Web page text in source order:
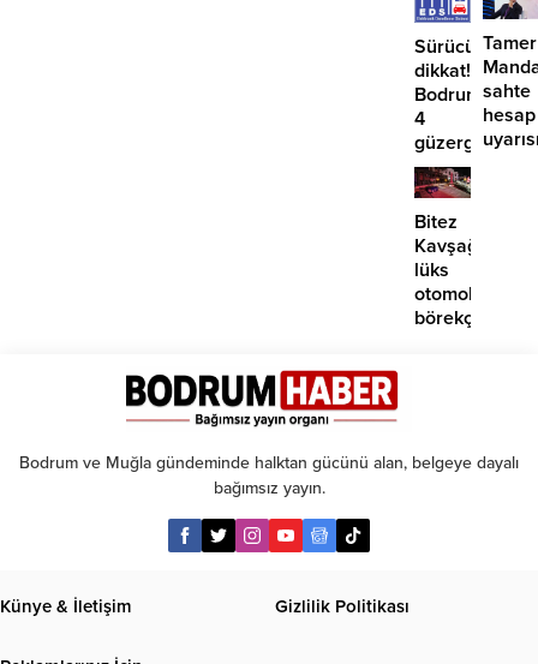
Sürücüler
dikkat!
Bodrum’da
4
güzergahta
EDS
başlıyor
Tamer
sahte
hesap
Bitez
Kavşağı’nda
lüks
otomobil
börekçiye
Bodrum ve Muğla gündeminde halktan gücünü alan, belgeye dayalı
bağımsız yayın.
Künye & İletişim Gizlilik Politikası